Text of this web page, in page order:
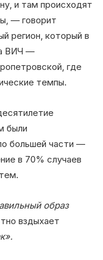
и там происходят
— говорит
регион, который в
а ВИЧ —
где
темпы.
были
большей части —
в 70% случаев
образ
вздыхает